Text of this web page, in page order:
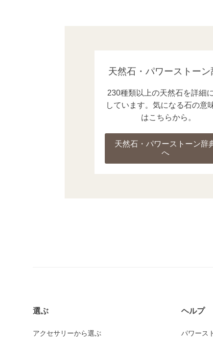
天然石・パワーストーン
230種類以上の天然石を詳細
しています。気になる石の意
はこちらから。
天然石・パワーストーン辞
へ
選ぶ
アクセサリーから選ぶ
ヘルプ
パワース